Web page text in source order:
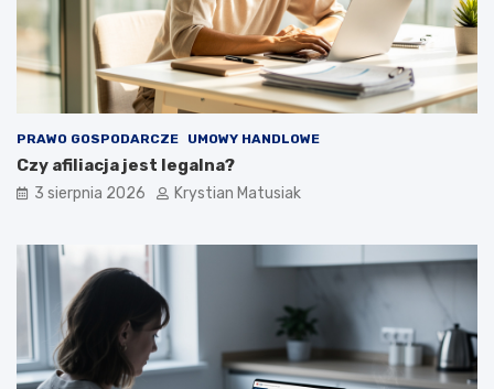
PRAWO GOSPODARCZE UMOWY HANDLOWE
Czy afiliacja jest legalna?
3 sierpnia 2026 Krystian Matusiak